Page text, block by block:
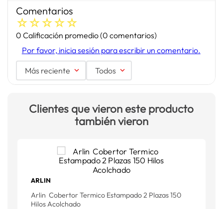
Comentarios
☆☆☆☆☆
0 Calificación promedio(0 comentarios)
Por favor, inicia sesión para escribir un comentario.
Más reciente Todos
Clientes que vieron este producto
también vieron
ARLIN
Arlin Cobertor Termico Estampado 2 Plazas 150
Hilos Acolchado